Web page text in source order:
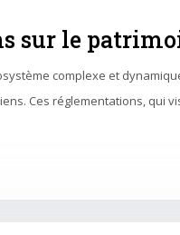
sur le
complexe et
Ces réglementations, qui